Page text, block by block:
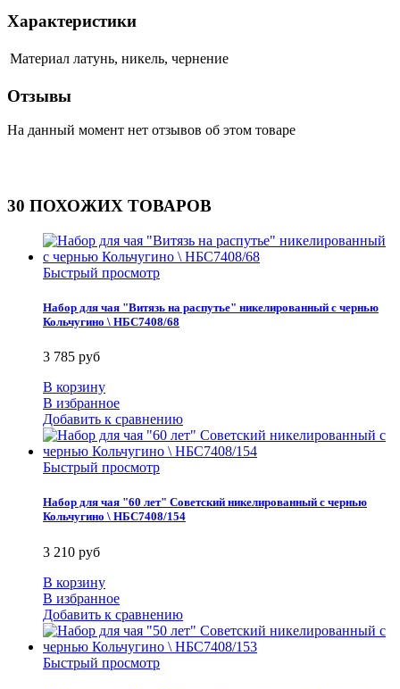
Характеристики
Материал латунь, никель, чернение
Отзывы
На данный момент нет отзывов об этом товаре
30 ПОХОЖИХ ТОВАРОВ
Быстрый просмотр
Набор для чая "Витязь на распутье" никелированный с чернью
Кольчугино \ НБС7408/68
3 785 руб
В корзину
В избранное
Добавить к сравнению
Быстрый просмотр
Набор для чая "60 лет" Советский никелированный с чернью
Кольчугино \ НБС7408/154
3 210 руб
В корзину
В избранное
Добавить к сравнению
Быстрый просмотр